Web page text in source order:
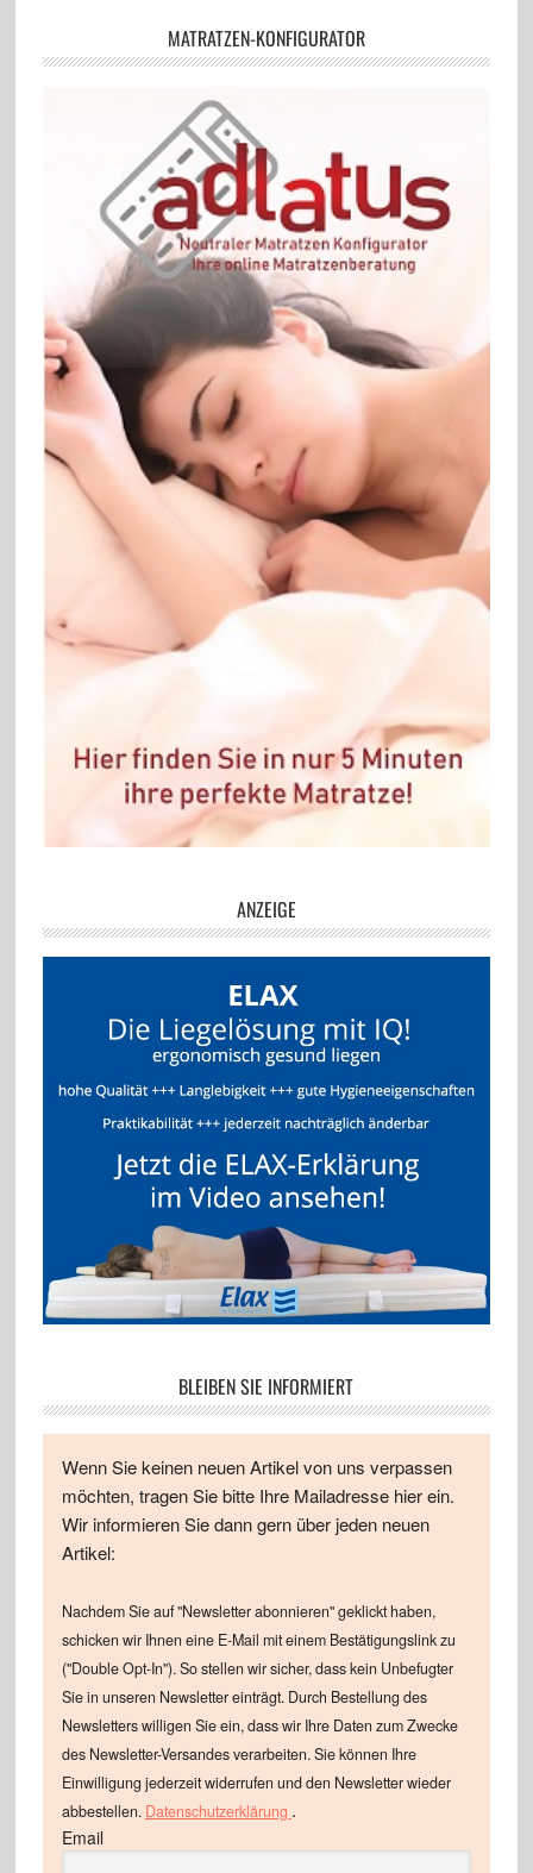
MATRATZEN-KONFIGURATOR
ANZEIGE
BLEIBEN SIE INFORMIERT
Wenn Sie keinen neuen Artikel von uns verpassen
möchten, tragen Sie bitte Ihre Mailadresse hier ein.
Wir informieren Sie dann gern über jeden neuen
Artikel:
Nachdem Sie auf "Newsletter abonnieren" geklickt haben,
schicken wir Ihnen eine E-Mail mit einem Bestätigungslink zu
("Double Opt-In"). So stellen wir sicher, dass kein Unbefugter
Sie in unseren Newsletter einträgt. Durch Bestellung des
Newsletters willigen Sie ein, dass wir Ihre Daten zum Zwecke
des Newsletter-Versandes verarbeiten. Sie können Ihre
Einwilligung jederzeit widerrufen und den Newsletter wieder
abbestellen. Datenschutzerklärung .
Email